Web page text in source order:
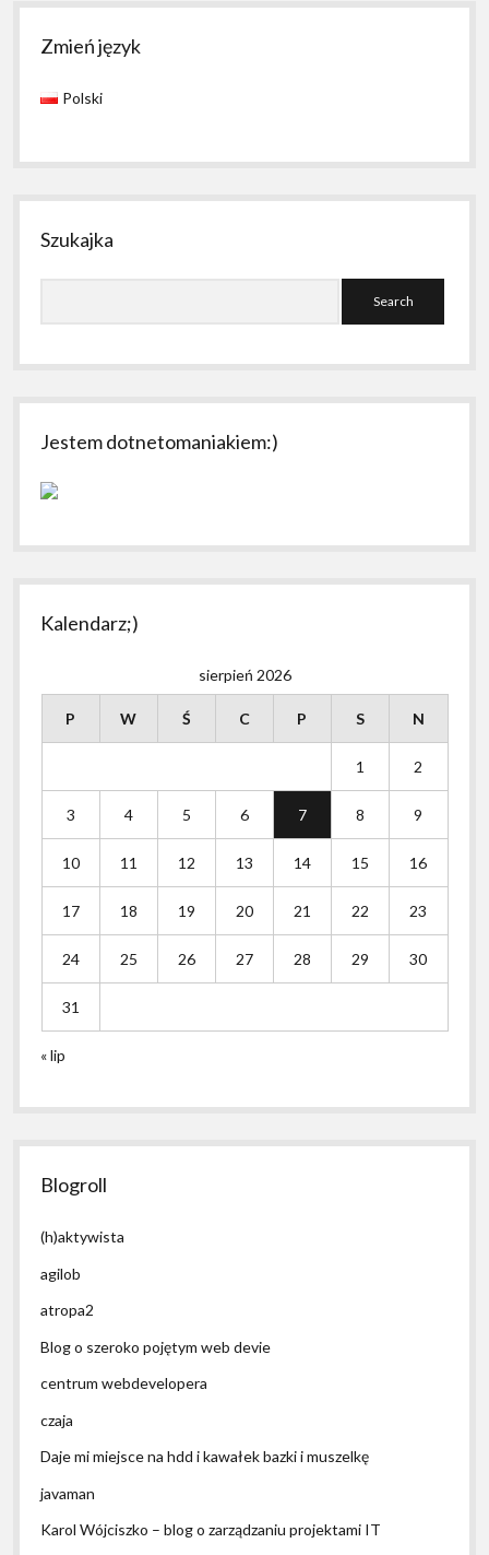
Sidebar
Zmień język
Polski
Szukajka
Jestem dotnetomaniakiem:)
Kalendarz;)
sierpień 2026
P W Ś C P S N
1 2
3 4 5 6 7 8 9
10 11 12 13 14 15 16
17 18 19 20 21 22 23
24 25 26 27 28 29 30
31
« lip
Blogroll
(h)aktywista
agilob
atropa2
Blog o szeroko pojętym web devie
centrum webdevelopera
czaja
Daje mi miejsce na hdd i kawałek bazki i muszelkę
javaman
Karol Wójciszko – blog o zarządzaniu projektami IT